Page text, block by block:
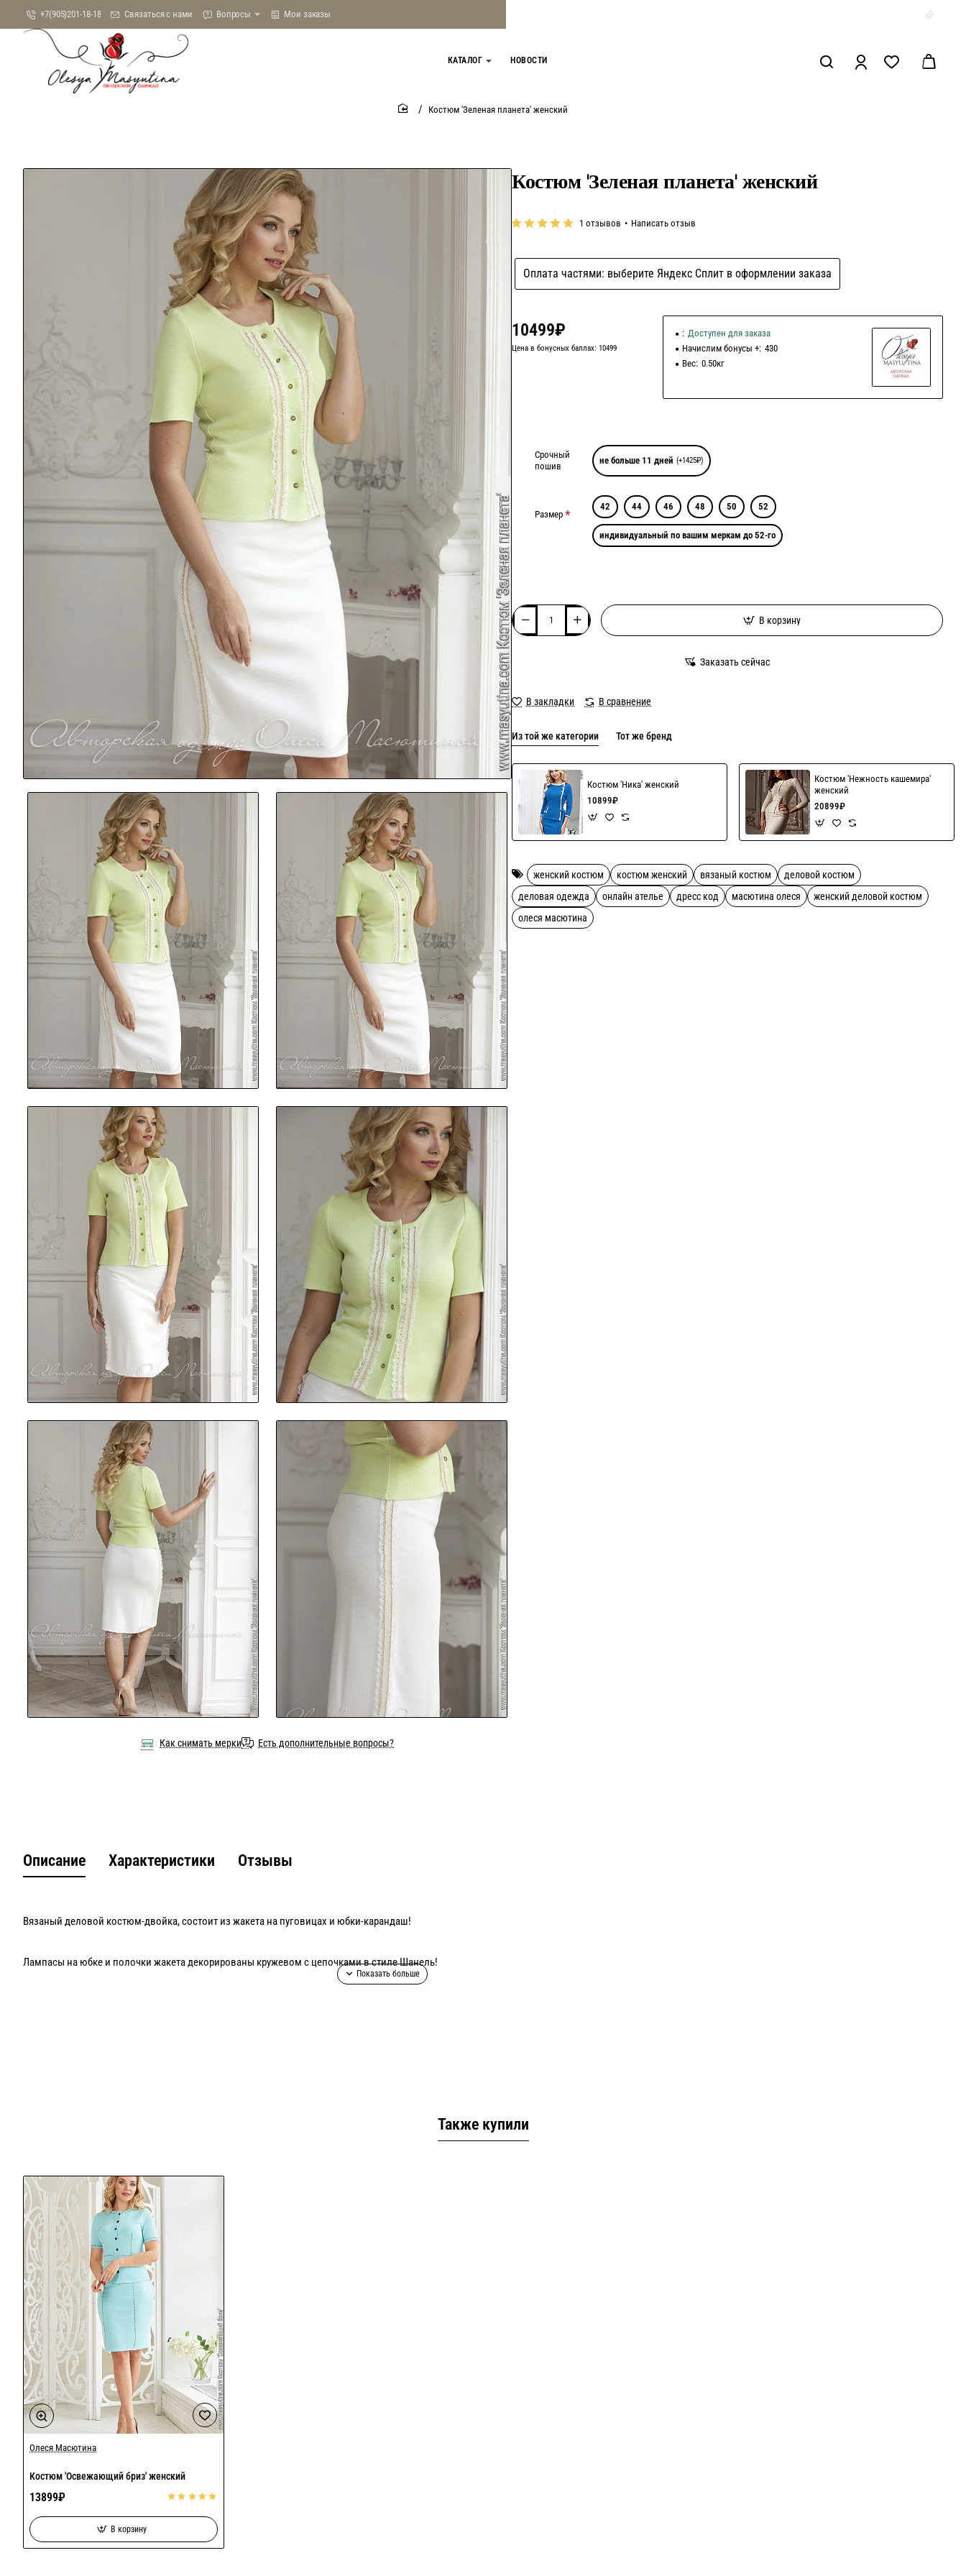
+7(905)201-18-18 Связаться с нами Вопросы Мои заказы
КАТАЛОГ НОВОСТИ
Костюм 'Зеленая планета' женский
Как снимать мерки Есть дополнительные вопросы?
Костюм 'Зеленая планета' женский
Оплата частями: выберите Яндекс Сплит в оформлении заказа
1 отзывов • Написать отзыв
10499₽
Цена в бонусных баллах: 10499
: Доступен для заказа
Начислим бонусы +: 430
Вес: 0.50кг
Срочный
пошив
не больше 11 дней (+1425₽)
Размер
42 44 46 48 50 52
индивидуальный по вашим меркам до 52-го
В корзину
Заказать сейчас
В закладки В сравнение
Из той же категории Тот же бренд
Костюм 'Ника' женский
10899₽
Костюм 'Нежность кашемира'
женский
20899₽
женский костюм костюм женский вязаный костюм
деловой костюм
деловая одежда
онлайн ателье дресс код масютина олеся
женский деловой костюм
олеся масютина
Описание Характеристики Отзывы
Вязаный деловой костюм-двойка, состоит из жакета на пуговицах и юбки-карандаш!
Лампасы на юбке и полочки жакета декорированы кружевом с цепочками в стиле Шанель!
Также купили
Олеся Масютина
Костюм 'Освежающий бриз' женский
13899₽
В корзину